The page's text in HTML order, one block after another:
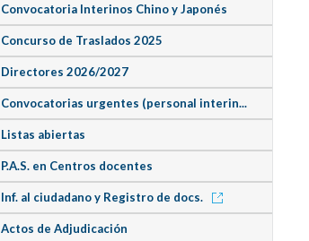
Convocatoria Interinos Chino y Japonés
Concurso de Traslados 2025
Directores 2026/2027
Convocatorias urgentes (personal interin...
Listas abiertas
P.A.S. en Centros docentes
Inf. al ciudadano y Registro de docs.
Actos de Adjudicación